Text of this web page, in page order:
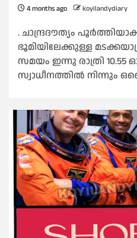
4 months ago koyilandydiary
. ചാന്ദ്രദൗത്യം
ഭൂമിയിലേക്കുള്ള
സമയം ഇന്നു രാത്രി 10.55
സ്വാധീനത്തില്‍ നിന്നും